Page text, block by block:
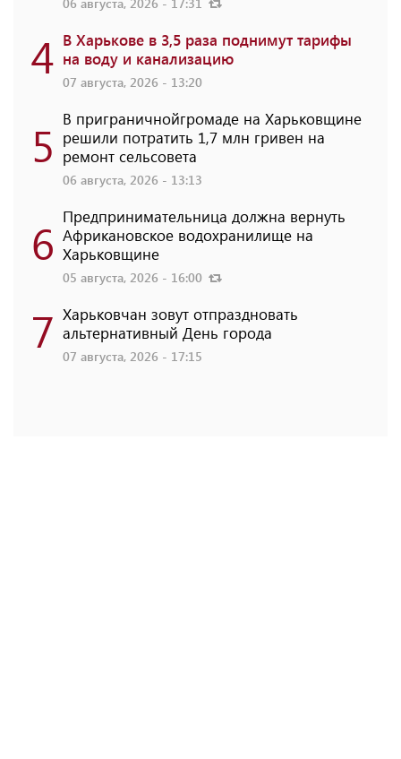
4 В Харькове в 3,5 раза поднимут тарифы
на воду и канализацию
07 августа, 2026 - 13:20
5 В приграничнойгромаде на Харьковщине
решили потратить 1,7 млн ​​гривен на
ремонт сельсовета
06 августа, 2026 - 13:13
6 Предпринимательница должна вернуть
Африкановское водохранилище на
Харьковщине
05 августа, 2026 - 16:00
7 Харьковчан зовут отпраздновать
альтернативный День города
07 августа, 2026 - 17:15